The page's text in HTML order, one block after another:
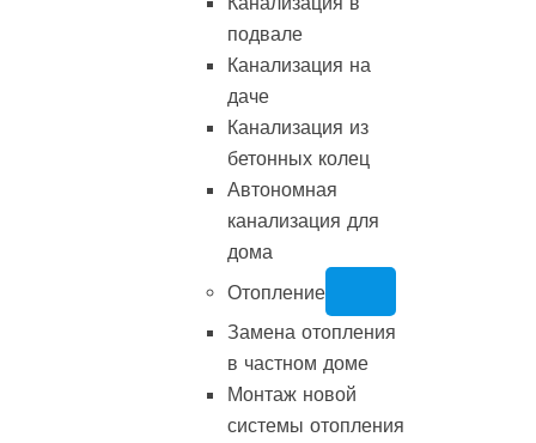
подвале
Канализация на
даче
Канализация из
бетонных колец
Автономная
канализация для
дома
Отопление
Замена отопления
в частном доме
Монтаж новой
системы отопления